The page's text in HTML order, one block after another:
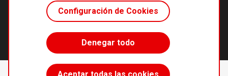
Configuración de Cookies
Denegar todo
Principios editoriales